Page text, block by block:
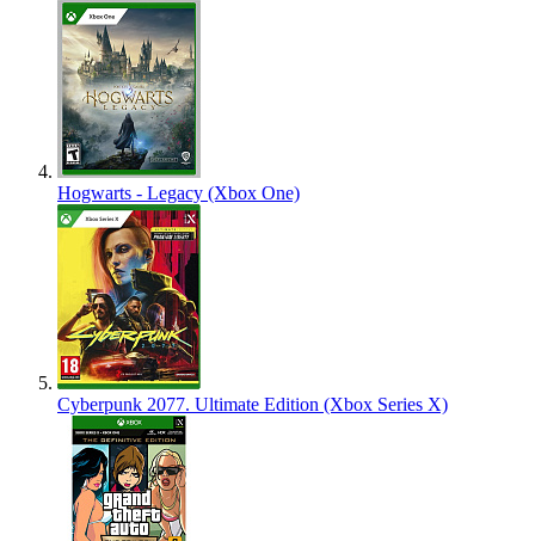
Hogwarts - Legacy (Xbox One)
Cyberpunk 2077. Ultimate Edition (Xbox Series X)